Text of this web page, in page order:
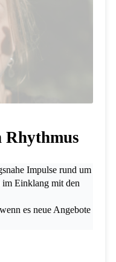
Rhythmus
Impulse rund um
im Einklang mit den
es neue Angebote